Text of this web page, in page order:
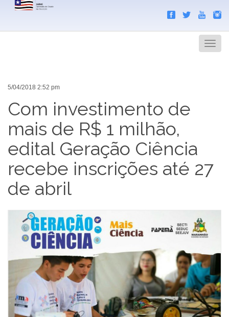
Menu
5/04/2018 2:52 pm
Com investimento de
mais de R$ 1 milhão,
edital Geração Ciência
recebe inscrições até 27
de abril